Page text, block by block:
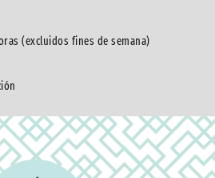
(excluidos fines de semana)